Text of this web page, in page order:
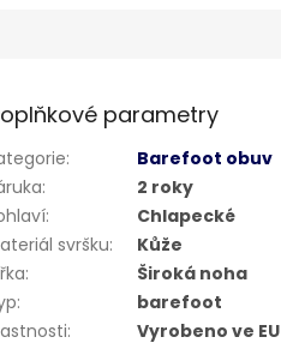
parametry
:
Barefoot obuv
:
2 roky
:
Chlapecké
svršku:
Kůže
:
Široká noha
:
barefoot
:
Vyrobeno ve EU